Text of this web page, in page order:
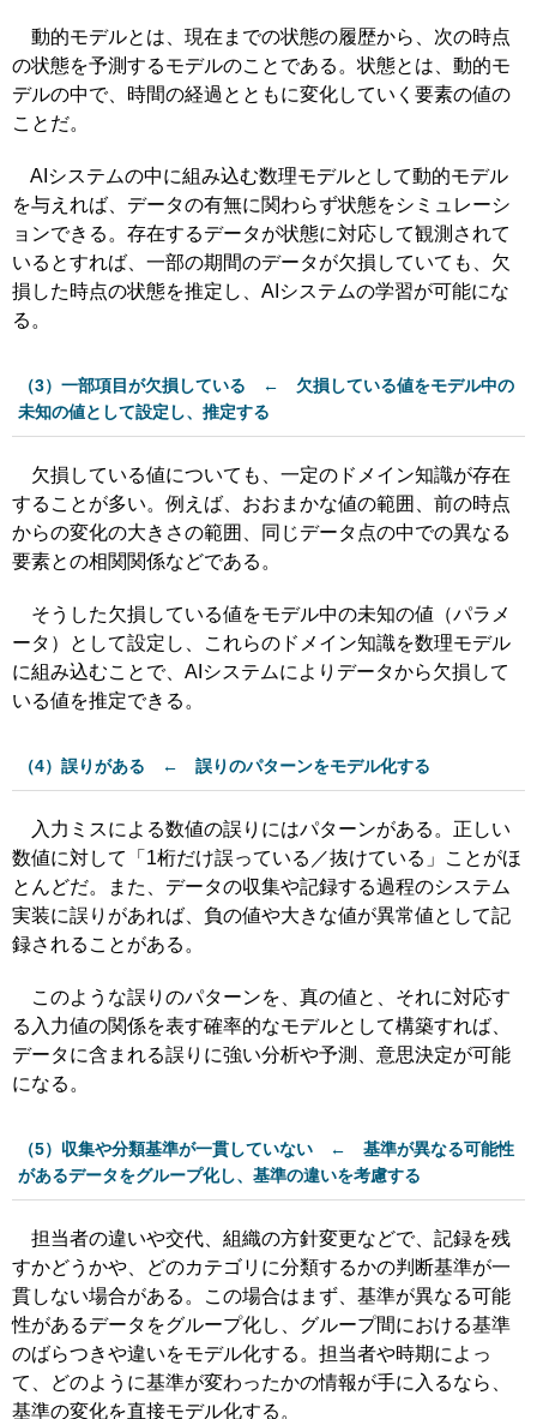
動的モデルとは、現在までの状態の履歴から、次の時点
の状態を予測するモデルのことである。状態とは、動的モ
デルの中で、時間の経過とともに変化していく要素の値の
ことだ。
AIシステムの中に組み込む数理モデルとして動的モデル
を与えれば、データの有無に関わらず状態をシミュレーシ
ョンできる。存在するデータが状態に対応して観測されて
いるとすれば、一部の期間のデータが欠損していても、欠
損した時点の状態を推定し、AIシステムの学習が可能にな
る。
（3）一部項目が欠損している ← 欠損している値をモデル中の
未知の値として設定し、推定する
欠損している値についても、一定のドメイン知識が存在
することが多い。例えば、おおまかな値の範囲、前の時点
からの変化の大きさの範囲、同じデータ点の中での異なる
要素との相関関係などである。
そうした欠損している値をモデル中の未知の値（パラメ
ータ）として設定し、これらのドメイン知識を数理モデル
に組み込むことで、AIシステムによりデータから欠損して
いる値を推定できる。
（4）誤りがある ← 誤りのパターンをモデル化する
入力ミスによる数値の誤りにはパターンがある。正しい
数値に対して「1桁だけ誤っている／抜けている」ことがほ
とんどだ。また、データの収集や記録する過程のシステム
実装に誤りがあれば、負の値や大きな値が異常値として記
録されることがある。
このような誤りのパターンを、真の値と、それに対応す
る入力値の関係を表す確率的なモデルとして構築すれば、
データに含まれる誤りに強い分析や予測、意思決定が可能
になる。
（5）収集や分類基準が一貫していない ← 基準が異なる可能性
があるデータをグループ化し、基準の違いを考慮する
担当者の違いや交代、組織の方針変更などで、記録を残
すかどうかや、どのカテゴリに分類するかの判断基準が一
貫しない場合がある。この場合はまず、基準が異なる可能
性があるデータをグループ化し、グループ間における基準
のばらつきや違いをモデル化する。担当者や時期によっ
て、どのように基準が変わったかの情報が手に入るなら、
基準の変化を直接モデル化する。